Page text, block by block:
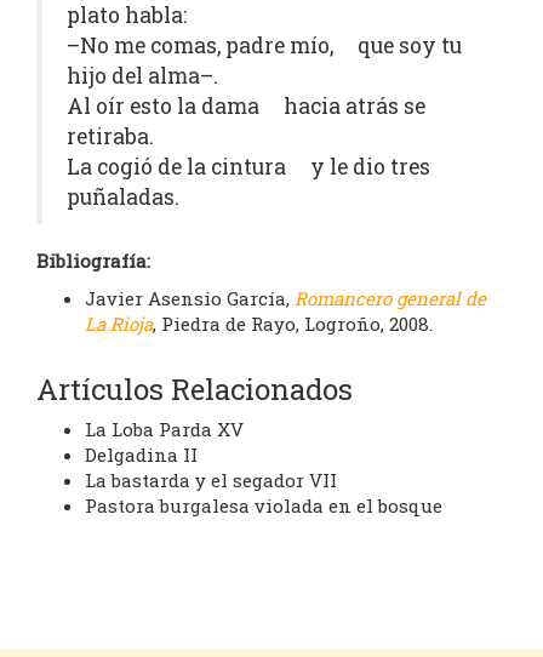
plato habla:
–No me comas, padre mío, que soy tu
hijo del alma–.
Al oír esto la dama hacia atrás se
retiraba.
La cogió de la cintura y le dio tres
puñaladas.
Bibliografía:
Javier Asensio García, Romancero general de
La Rioja, Piedra de Rayo, Logroño, 2008.
Artículos Relacionados
La Loba Parda XV
Delgadina II
La bastarda y el segador VII
Pastora burgalesa violada en el bosque